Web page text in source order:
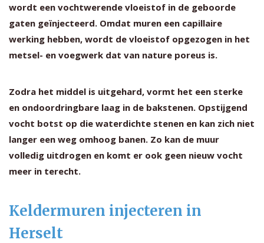
wordt een vochtwerende vloeistof in de geboorde
gaten geïnjecteerd. Omdat muren een capillaire
werking hebben, wordt de vloeistof opgezogen in het
metsel- en voegwerk dat van nature poreus is.
Zodra het middel is uitgehard, vormt het een sterke
en ondoordringbare laag in de bakstenen. Opstijgend
vocht botst op die waterdichte stenen en kan zich niet
langer een weg omhoog banen. Zo kan de muur
volledig uitdrogen en komt er ook geen nieuw vocht
meer in terecht.
Keldermuren injecteren in
Herselt